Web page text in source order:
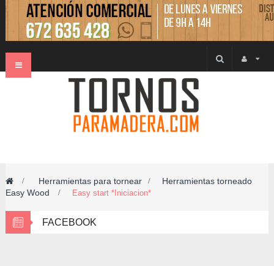
Navegación
> Herramientas para tornear >
Herramientas torneado
Easy Wood
> Easy start *Iniciacion*
FACEBOOK